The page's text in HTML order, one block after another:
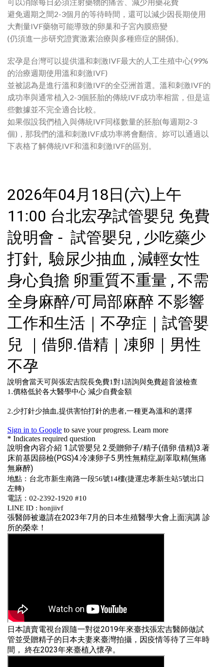
可以消除每日必須注射藥物的痛苦、減少用藥花費
避免週期之間2-3個月的等待時間，還可以減少因長期使用
大劑量IVF藥物可能導致的卵巢和子宮內膜癌變
(仍須進一步研究證實激素治療與多種癌症的關係)。
宏孕是台灣可以提供溫和刺激IVF最大的人工生殖中心(99%
的治療週期使用溫和刺激IVF)
並被認為是進行溫和刺激IVF的全亞洲首選。溫和刺激IVF的
成功率與通常植入2-3個胚胎的傳統IVF成功率相當，但是這
些數據並不完全適合比較。
如果假設我們植入與傳統IVF同樣數量的胚胎(每週期2-3
個)，那我們的溫和刺激IVF成功率將會翻倍。妳可以通過以
下表格了解傳統IVF和溫和刺激IVF的區別。